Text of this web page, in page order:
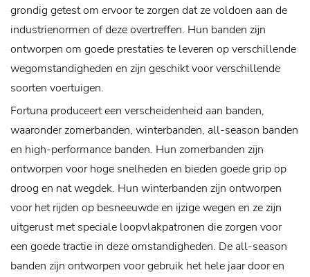
grondig getest om ervoor te zorgen dat ze voldoen aan de
industrienormen of deze overtreffen. Hun banden zijn
ontworpen om goede prestaties te leveren op verschillende
wegomstandigheden en zijn geschikt voor verschillende
soorten voertuigen.
Fortuna produceert een verscheidenheid aan banden,
waaronder zomerbanden, winterbanden, all-season banden
en high-performance banden. Hun zomerbanden zijn
ontworpen voor hoge snelheden en bieden goede grip op
droog en nat wegdek. Hun winterbanden zijn ontworpen
voor het rijden op besneeuwde en ijzige wegen en ze zijn
uitgerust met speciale loopvlakpatronen die zorgen voor
een goede tractie in deze omstandigheden. De all-season
banden zijn ontworpen voor gebruik het hele jaar door en